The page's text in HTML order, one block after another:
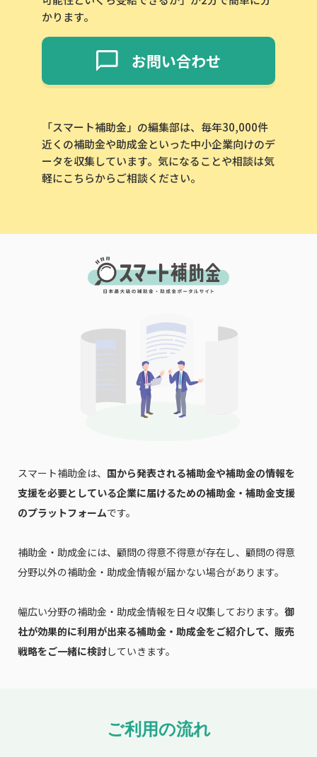
かります。
お問い合わせ
「スマート補助金」の編集部は、毎年30,000件
近くの補助金や助成金といった中小企業向けのデ
ータを収集しています。気になることや相談は気
軽にこちらからご相談ください。
スマート補助金は、 国から発表される補助金や補助金の情報を
支援を必要としている企業に届けるための補助金・補助金支援
のプラットフォームです。
補助金・助成金には、顧問の得意不得意が存在し、顧問の得意
分野以外の補助金・助成金情報が届かない場合があります。
幅広い分野の補助金・助成金情報を日々収集しております。 御
社が効果的に利用が出来る補助金・助成金をご紹介して、販売
戦略をご一緒に検討していきます。
ご利用の流れ